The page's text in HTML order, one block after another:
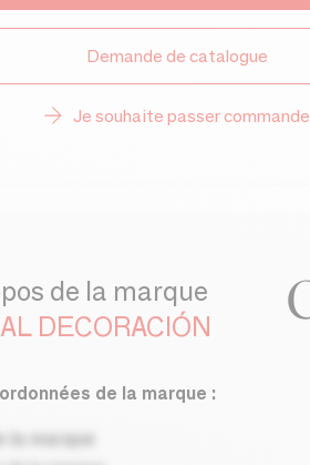
Demande de catalogue
Je souhaite passer commande
de la marque
DECORACIÓN
de la marque :
la marque